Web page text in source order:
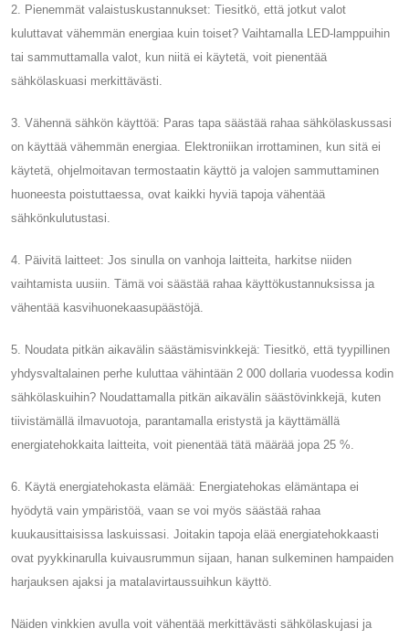
2. Pienemmät valaistuskustannukset: Tiesitkö, että jotkut valot
kuluttavat vähemmän energiaa kuin toiset? Vaihtamalla LED-lamppuihin
tai sammuttamalla valot, kun niitä ei käytetä, voit pienentää
sähkölaskuasi merkittävästi.
3. Vähennä sähkön käyttöä: Paras tapa säästää rahaa sähkölaskussasi
on käyttää vähemmän energiaa. Elektroniikan irrottaminen, kun sitä ei
käytetä, ohjelmoitavan termostaatin käyttö ja valojen sammuttaminen
huoneesta poistuttaessa, ovat kaikki hyviä tapoja vähentää
sähkönkulutustasi.
4. Päivitä laitteet: Jos sinulla on vanhoja laitteita, harkitse niiden
vaihtamista uusiin. Tämä voi säästää rahaa käyttökustannuksissa ja
vähentää kasvihuonekaasupäästöjä.
5. Noudata pitkän aikavälin säästämisvinkkejä: Tiesitkö, että tyypillinen
yhdysvaltalainen perhe kuluttaa vähintään 2 000 dollaria vuodessa kodin
sähkölaskuihin? Noudattamalla pitkän aikavälin säästövinkkejä, kuten
tiivistämällä ilmavuotoja, parantamalla eristystä ja käyttämällä
energiatehokkaita laitteita, voit pienentää tätä määrää jopa 25 %.
6. Käytä energiatehokasta elämää: Energiatehokas elämäntapa ei
hyödytä vain ympäristöä, vaan se voi myös säästää rahaa
kuukausittaisissa laskuissasi. Joitakin tapoja elää energiatehokkaasti
ovat pyykkinarulla kuivausrummun sijaan, hanan sulkeminen hampaiden
harjauksen ajaksi ja matalavirtaussuihkun käyttö.
Näiden vinkkien avulla voit vähentää merkittävästi sähkölaskujasi ja